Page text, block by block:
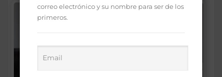
correo electrónico y su nombre para ser de los
primeros.